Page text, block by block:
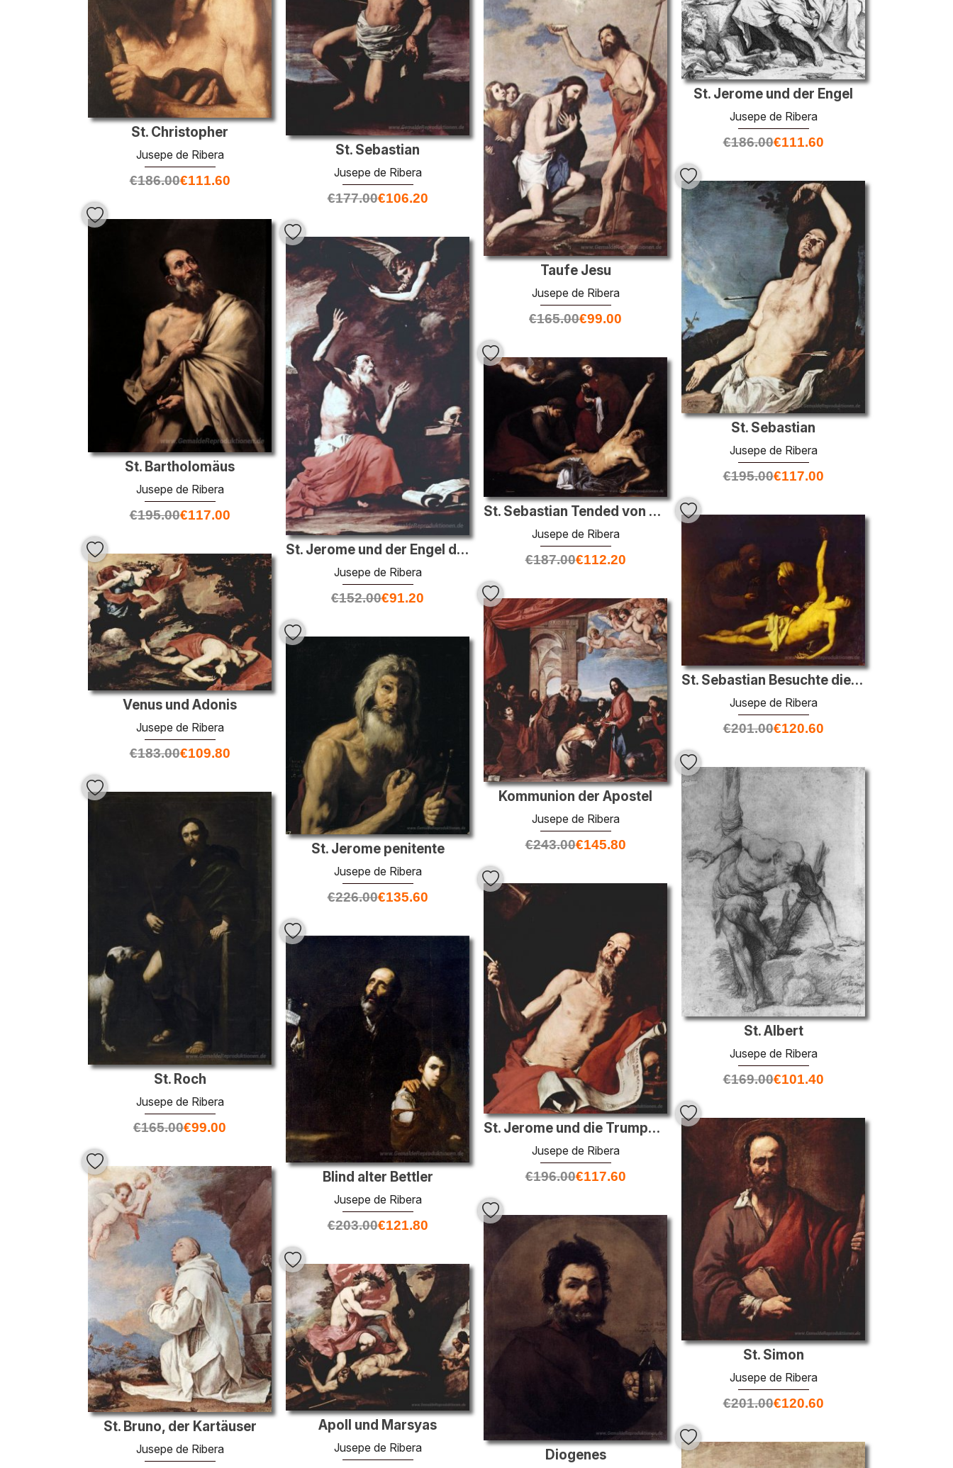
St. Jerome und der Engel
Jusepe de Ribera
€186.00€111.60
St. Сhristopher
Jusepe de Ribera
€186.00€111.60
St. Sebastian
Jusepe de Ribera
€177.00€106.20
Taufe Jesu
Jusepe de Ribera
€165.00€99.00
St. Sebastian
Jusepe de Ribera
€195.00€117.00
St. Bartholomäus
Jusepe de Ribera
€195.00€117.00
St. Jerome und der Engel des Jüngsten Gerichts
Jusepe de Ribera
€152.00€91.20
St. Sebastian Tended von den heiligen Frauen
Jusepe de Ribera
€187.00€112.20
St. Sebastian Besuchte die vom Heiligen Irene
Jusepe de Ribera
€201.00€120.60
Venus und Adonis
Jusepe de Ribera
€183.00€109.80
Kommunion der Apostel
Jusepe de Ribera
€243.00€145.80
St. Jerome penitente
Jusepe de Ribera
€226.00€135.60
St. Albert
Jusepe de Ribera
€169.00€101.40
St. Roch
Jusepe de Ribera
€165.00€99.00 St. Jerome und die Trumpet of Doom
Jusepe de Ribera
€196.00€117.60
Blind alter Bettler
Jusepe de Ribera
€203.00€121.80
St. Simon
Jusepe de Ribera
€201.00€120.60
St. Bruno, der Kartäuser
Jusepe de Ribera Diogenes
Apoll und Marsyas
Jusepe de Ribera